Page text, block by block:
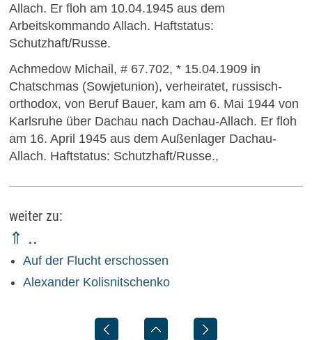
Allach. Er floh am 10.04.1945 aus dem
Arbeitskommando Allach. Haftstatus:
Schutzhaft/Russe.
Achmedow Michail, # 67.702, * 15.04.1909 in
Chatschmas (Sowjetunion), verheiratet, russisch-
orthodox, von Beruf Bauer, kam am 6. Mai 1944 von
Karlsruhe über Dachau nach Dachau-Allach. Er floh
am 16. April 1945 aus dem Außenlager Dachau-
Allach. Haftstatus: Schutzhaft/Russe.,
weiter zu:
⇑ ..
Auf der Flucht erschossen
Alexander Kolisnitschenko